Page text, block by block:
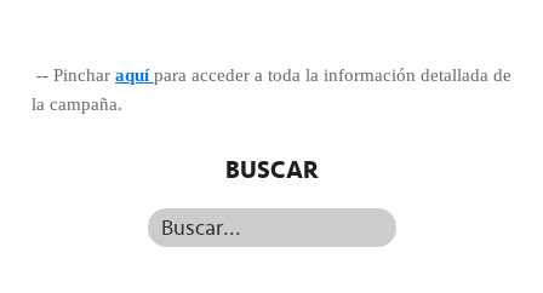
-- Pinchar aquípara acceder a toda la información detallada de
la campaña.
BUSCAR
Buscar...